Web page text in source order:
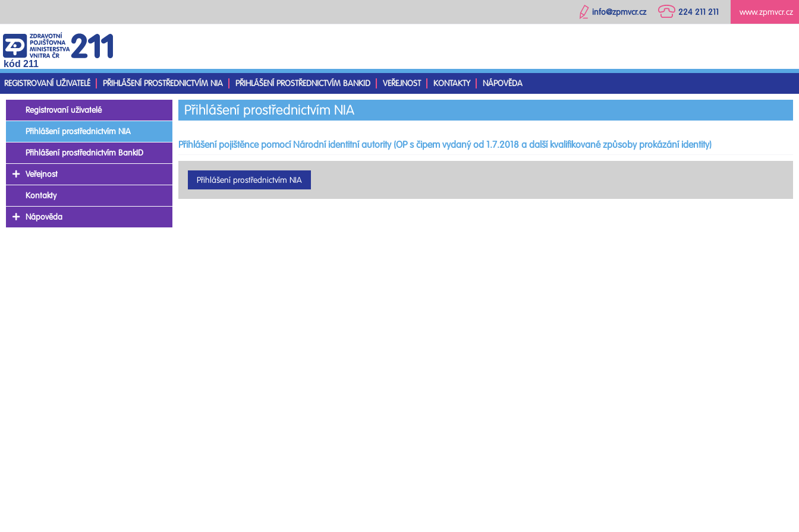
www.zpmvcr.cz
224 211 211
info@zpmvcr.cz
kód 211
REGISTROVANÍ UŽIVATELÉ
PŘIHLÁŠENÍ PROSTŘEDNICTVÍM NIA PŘIHLÁŠENÍ PROSTŘEDNICTVÍM BANKID VEŘEJNOST KONTAKTY NÁPOVĚDA
Přihlášení prostřednictvím NIA
Přihlášení pojištěnce pomocí Národní identitní autority (OP s čipem vydaný od 1.7.2018 a další kvalifikované způsoby prokázání identity)
Registrovaní uživatelé
Přihlášení prostřednictvím NIA
Přihlášení prostřednictvím BankID
Veřejnost
Kontakty
Nápověda